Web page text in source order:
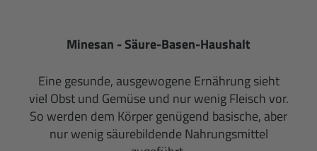
Minesan - Säure-Basen-Haushalt
Eine gesunde, ausgewogene Ernährung sieht
viel Obst und Gemüse und nur wenig Fleisch vor.
So werden dem Körper genügend basische, aber
nur wenig säu­rebildende Nahrungsmittel